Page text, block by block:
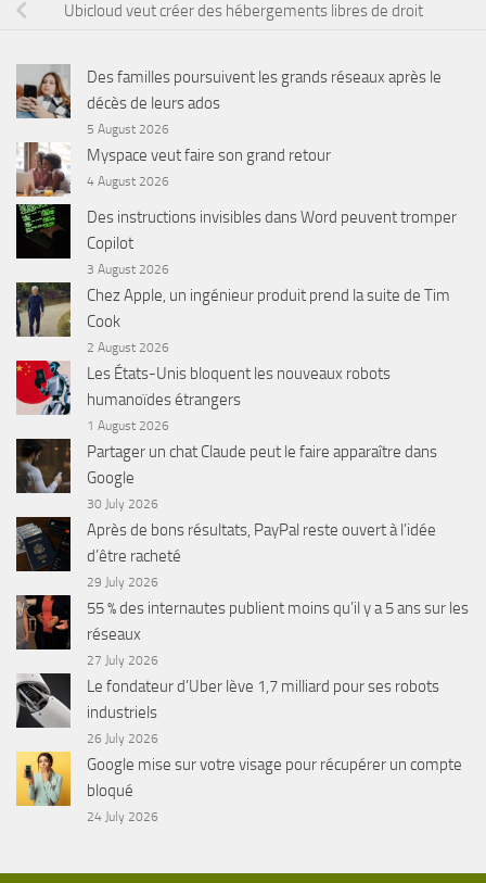
Ubicloud veut créer des hébergements libres de droit
Des familles poursuivent les grands réseaux après le
décès de leurs ados
5 August 2026
Myspace veut faire son grand retour
4 August 2026
Des instructions invisibles dans Word peuvent tromper
Copilot
3 August 2026
Chez Apple, un ingénieur produit prend la suite de Tim
Cook
2 August 2026
Les États-Unis bloquent les nouveaux robots
humanoïdes étrangers
1 August 2026
Partager un chat Claude peut le faire apparaître dans
Google
30 July 2026
Après de bons résultats, PayPal reste ouvert à l’idée
d’être racheté
29 July 2026
55 % des internautes publient moins qu’il y a 5 ans sur les
réseaux
27 July 2026
Le fondateur d’Uber lève 1,7 milliard pour ses robots
industriels
26 July 2026
Google mise sur votre visage pour récupérer un compte
bloqué
24 July 2026